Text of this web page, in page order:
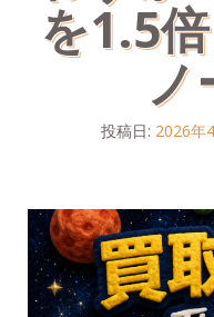
を1.5
ノ
投稿日: 2026年